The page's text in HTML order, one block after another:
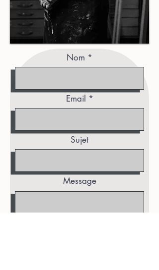
Nom
Email
Sujet
Message